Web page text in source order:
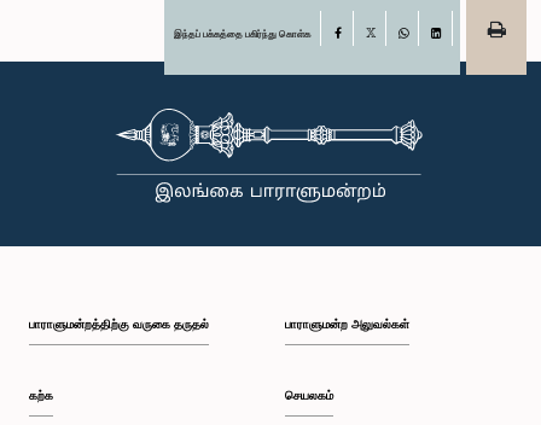
இந்தப் பக்கத்தை பகிர்ந்து கொள்க Facebook
பாராளுமன்றத்திற்கு வருகை தருதல்
கற்க
பாராளுமன்ற அலுவல்கள்
செயலகம்